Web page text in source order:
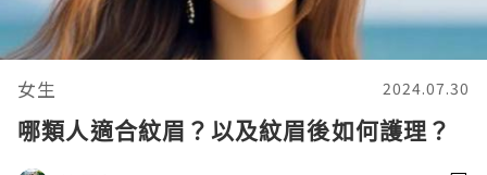
女生 2024.07.30
哪類人適合紋眉？以及紋眉後如何護理？